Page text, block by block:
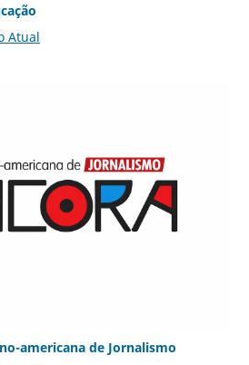
Atual
americana de Jornalismo